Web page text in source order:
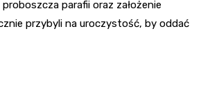
parafii oraz założenie
przybyli na uroczystość, by oddać